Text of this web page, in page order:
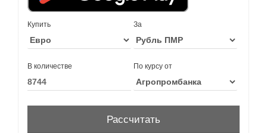
Купить За
В количестве По курсу от